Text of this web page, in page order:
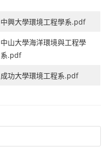
中興大學環境工程學系.pdf
中山大學海洋環境與工程學
系.pdf
成功大學環境工程系.pdf